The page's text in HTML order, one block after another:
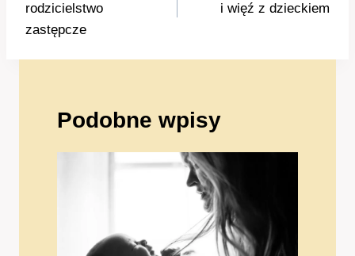
rodzicielstwo
zastępcze
i więź z dzieckiem
Podobne wpisy